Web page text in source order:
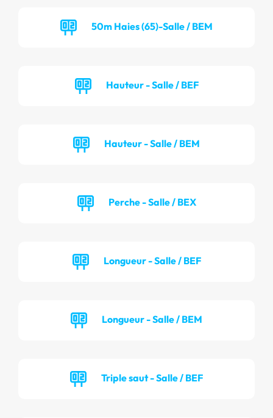
50m Haies (65)-Salle / BEM
Hauteur - Salle / BEF
Hauteur - Salle / BEM
Perche - Salle / BEX
Longueur - Salle / BEF
Longueur - Salle / BEM
Triple saut - Salle / BEF